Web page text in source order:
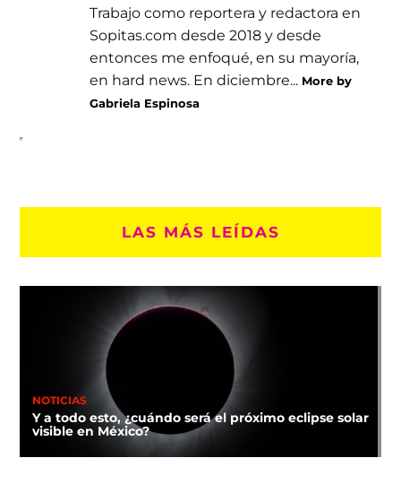
Trabajo como reportera y redactora en
Sopitas.com desde 2018 y desde
entonces me enfoqué, en su mayoría,
en hard news. En diciembre... More by
Gabriela Espinosa
LAS MÁS LEÍDAS
NOTICIAS
Y a todo esto, ¿cuándo será el próximo eclipse solar
visible en México?